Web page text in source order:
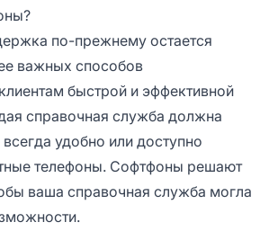
по-прежнему остается
важных способов
быстрой и эффективной
справочная служба должна
удобно или доступно
телефоны. Софтфоны решают
ваша справочная служба могла